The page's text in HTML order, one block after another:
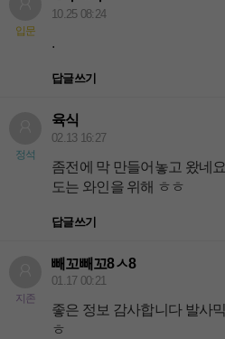
입문
10.25 08:24
.
답글쓰기
정석
육식
02.13 16:27
좀전에 막 만들어놓고 왔네
도는 와인을 위해 ㅎㅎ
답글쓰기
지존
빼꼬빼꼬8ㅅ8
01.17 00:21
좋은 정보 감사합니다 발사
ㅎ